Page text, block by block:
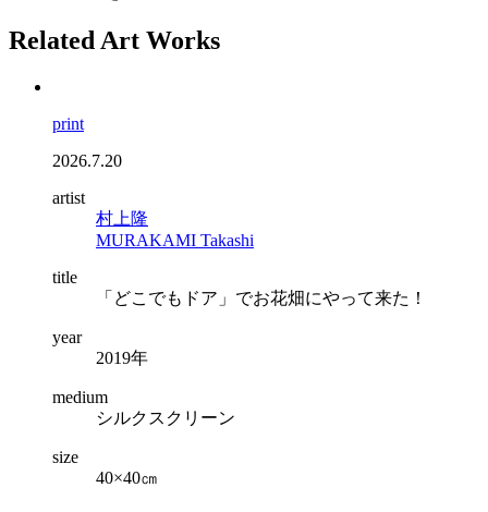
Related Art Works
print
2026.7.20
artist
村上隆
MURAKAMI Takashi
title
「どこでもドア」でお花畑にやって来た！
year
2019年
medium
シルクスクリーン
size
40×40㎝